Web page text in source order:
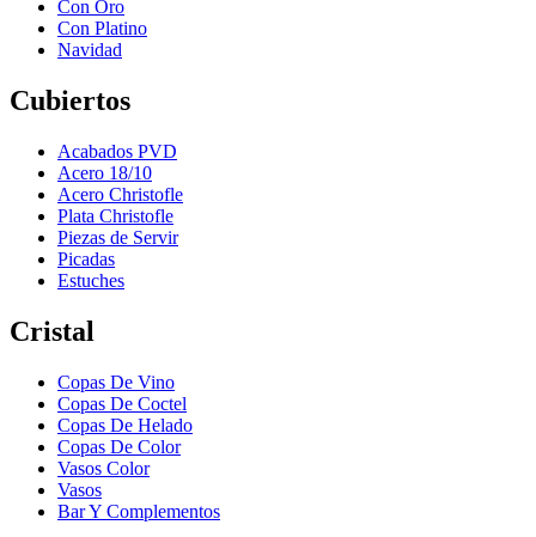
Con Oro
Con Platino
Navidad
Cubiertos
Acabados PVD
Acero 18/10
Acero Christofle
Plata Christofle
Piezas de Servir
Picadas
Estuches
Cristal
Copas De Vino
Copas De Coctel
Copas De Helado
Copas De Color
Vasos Color
Vasos
Bar Y Complementos